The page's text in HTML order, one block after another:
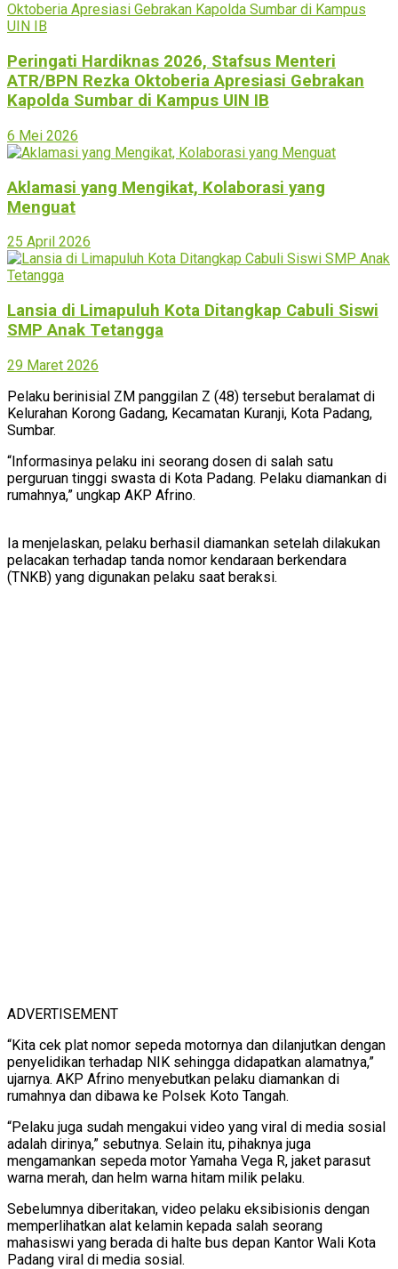
Peringati Hardiknas 2026, Stafsus Menteri
ATR/BPN Rezka Oktoberia Apresiasi Gebrakan
Kapolda Sumbar di Kampus UIN IB
6 Mei 2026
Aklamasi yang Mengikat, Kolaborasi yang
Menguat
25 April 2026
Lansia di Limapuluh Kota Ditangkap Cabuli Siswi
SMP Anak Tetangga
29 Maret 2026
Pelaku berinisial ZM panggilan Z (48) tersebut beralamat di
Kelurahan Korong Gadang, Kecamatan Kuranji, Kota Padang,
Sumbar.
“Informasinya pelaku ini seorang dosen di salah satu
perguruan tinggi swasta di Kota Padang. Pelaku diamankan di
rumahnya,” ungkap AKP Afrino.
Ia menjelaskan, pelaku berhasil diamankan setelah dilakukan
pelacakan terhadap tanda nomor kendaraan berkendara
(TNKB) yang digunakan pelaku saat beraksi.
ADVERTISEMENT
“Kita cek plat nomor sepeda motornya dan dilanjutkan dengan
penyelidikan terhadap NIK sehingga didapatkan alamatnya,”
ujarnya. AKP Afrino menyebutkan pelaku diamankan di
rumahnya dan dibawa ke Polsek Koto Tangah.
“Pelaku juga sudah mengakui video yang viral di media sosial
adalah dirinya,” sebutnya. Selain itu, pihaknya juga
mengamankan sepeda motor Yamaha Vega R, jaket parasut
warna merah, dan helm warna hitam milik pelaku.
Sebelumnya diberitakan, video pelaku eksibisionis dengan
memperlihatkan alat kelamin kepada salah seorang
mahasiswi yang berada di halte bus depan Kantor Wali Kota
Padang viral di media sosial.